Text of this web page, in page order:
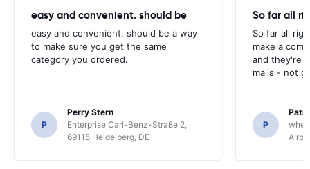
easy and convenient. should be
easy and convenient. should be a way
to make sure you get the same
category you ordered.
P
Perry Stern
Enterprise Carl-Benz-Straße 2,
69115 Heidelberg, DE
So far all
So far all
make a
and they're
mails - not
P